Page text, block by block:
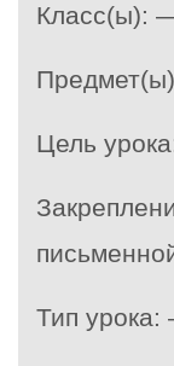
Класс(ы):
Цель
Тип урока: